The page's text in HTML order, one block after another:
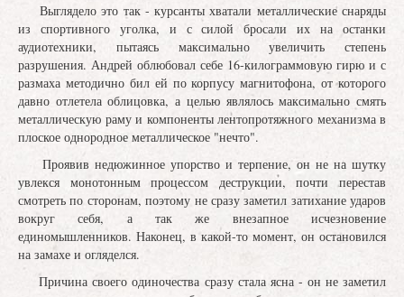
Выглядело это так - курсанты хватали металлические снаряды
из спортивного уголка, и с силой бросали их на останки
аудиотехники, пытаясь максимально увеличить степень
разрушения. Андрей облюбовал себе 16-килограммовую гирю и с
размаха методично бил ей по корпусу магнитофона, от которого
давно отлетела облицовка, а целью являлось максимально смять
металлическую раму и компоненты лентопротяжного механизма в
плоское однородное металлическое "нечто".
Проявив недюжинное упорство и терпение, он не на шутку
увлекся монотонным процессом деструкции, почти перестав
смотреть по сторонам, поэтому не сразу заметил затихание ударов
вокруг себя, а так же внезапное исчезновение
единомышленников. Наконец, в какой-то момент, он остановился
на замахе и огляделся.
Причина своего одиночества сразу стала ясна - он не заметил